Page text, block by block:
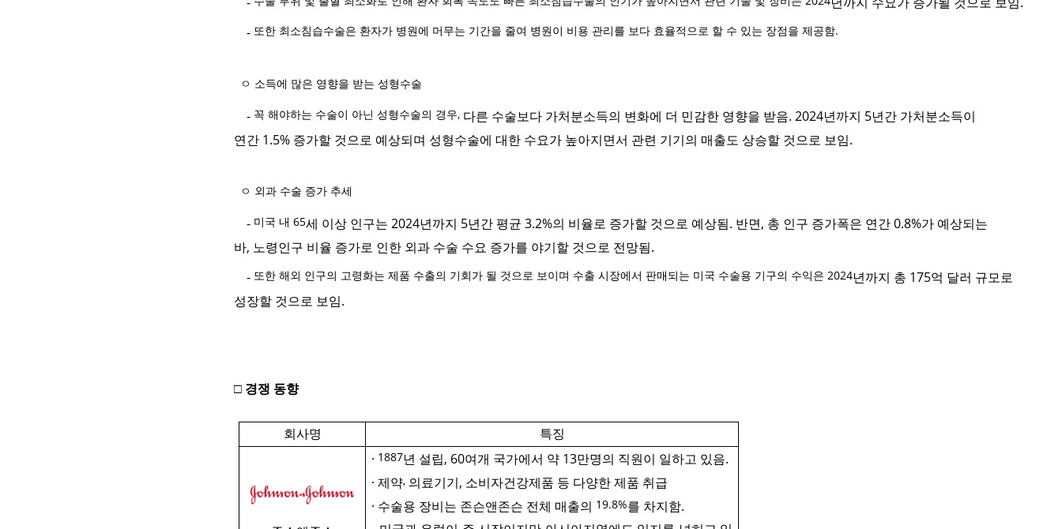
- 또한 최소침습수술은 환자가 병원에 머무는 기간을 줄여 병원이 비용 관리를 보다 효율적으로 할 수 있는 장점을 제공함.
ㅇ 소득에 많은 영향을 받는 성형수술
- 꼭 해야하는 수술이 아닌 성형수술의 경우, 다른 수술보다 가처분소득의 변화에 더 민감한 영향을 받음. 2024년까지 5년간 가처분소득이
연간 1.5% 증가할 것으로 예상되며 성형수술에 대한 수요가 높아지면서 관련 기기의 매출도 상승할 것으로 보임.
ㅇ 외과 수술 증가 추세
- 미국 내 65세 이상 인구는 2024년까지 5년간 평균 3.2%의 비율로 증가할 것으로 예상됨. 반면, 총 인구 증가폭은 연간0.8%가 예상되는
바, 노령인구 비율 증가로 인한 외과 수술 수요 증가를 야기할 것으로 전망됨.
- 또한 해외 인구의 고령화는 제품 수출의 기회가 될 것으로 보이며 수출 시장에서 판매되는 미국 수술용 기구의 수익은 2024년까지 총 175억 달러 규모로
성장할 것으로 보임.
□ 경쟁 동향
회사명 특징
· 1887년 설립, 60여개 국가에서 약 13만명의 직원이 일하고 있음.
· 제약, 의료기기, 소비자건강제품 등 다양한 제품 취급
· 수술용 장비는 존슨앤존슨 전체 매출의 19.8%를 차지함.